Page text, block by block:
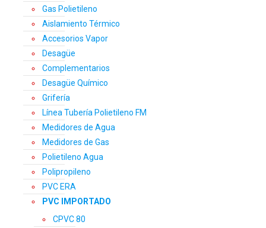
Gas Polietileno
Aislamiento Térmico
Accesorios Vapor
Desagüe
Complementarios
Desagüe Químico
Grifería
Línea Tubería Polietileno FM
Medidores de Agua
Medidores de Gas
Polietileno Agua
Polipropileno
PVC ERA
PVC IMPORTADO
CPVC 80